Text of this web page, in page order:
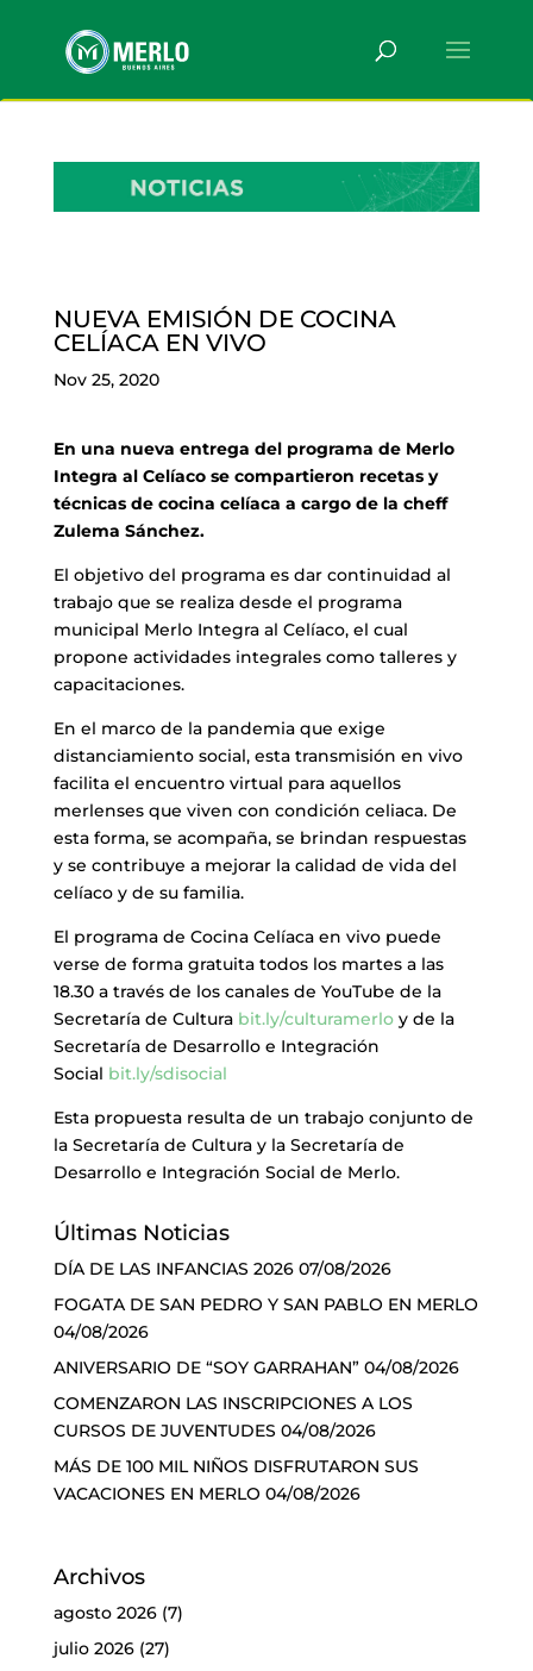
NUEVA EMISIÓN DE COCINA
CELÍACA EN VIVO
Nov 25, 2020
En una nueva entrega del programa de Merlo
Integra al Celíaco se compartieron recetas y
técnicas de cocina celíaca a cargo de la cheff
Zulema Sánchez.
El objetivo del programa es dar continuidad al
trabajo que se realiza desde el programa
municipal Merlo Integra al Celíaco, el cual
propone actividades integrales como talleres y
capacitaciones.
En el marco de la pandemia que exige
distanciamiento social, esta transmisión en vivo
facilita el encuentro virtual para aquellos
merlenses que viven con condición celiaca. De
esta forma, se acompaña, se brindan respuestas
y se contribuye a mejorar la calidad de vida del
celíaco y de su familia.
El programa de Cocina Celíaca en vivo puede
verse de forma gratuita todos los martes a las
18.30 a través de los canales de YouTube de la
Secretaría de Cultura bit.ly/culturamerlo y de la
Secretaría de Desarrollo e Integración
Social bit.ly/sdisocial
Esta propuesta resulta de un trabajo conjunto de
la Secretaría de Cultura y la Secretaría de
Desarrollo e Integración Social de Merlo.
Últimas Noticias
DÍA DE LAS INFANCIAS 2026 07/08/2026
FOGATA DE SAN PEDRO Y SAN PABLO EN MERLO
04/08/2026
ANIVERSARIO DE “SOY GARRAHAN” 04/08/2026
COMENZARON LAS INSCRIPCIONES A LOS
CURSOS DE JUVENTUDES 04/08/2026
MÁS DE 100 MIL NIÑOS DISFRUTARON SUS
VACACIONES EN MERLO 04/08/2026
Archivos
agosto 2026(7)
julio 2026(27)